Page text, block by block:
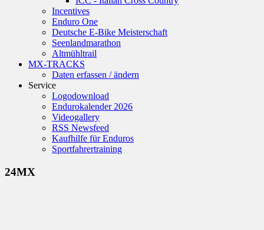
Incentives
Enduro One
Deutsche E-Bike Meisterschaft
Seenlandmarathon
Altmühltrail
MX-TRACKS
Daten erfassen / ändern
Service
Logodownload
Endurokalender 2026
Videogallery
RSS Newsfeed
Kaufhilfe für Enduros
Sportfahrertraining
24MX